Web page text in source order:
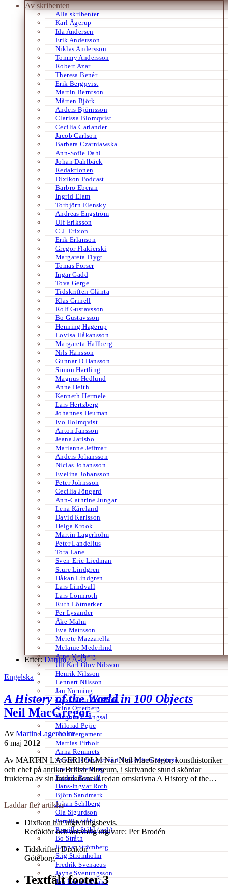
Av skribenten
Alla skribenter
Karl Ågerup
Ida Andersen
Erik Andersson
Niklas Andersson
Tommy Andersson
Robert Azar
Theresa Benér
Erik Bergqvist
Martin Berntson
Mårten Björk
Anders Björnsson
Clarissa Blomqvist
Cecilia Carlander
Jacob Carlson
Barbara Czarniawska
Ann-Sofie Dahl
Johan Dahlbäck
Redaktionen
Dixikon Podcast
Barbro Eberan
Ingrid Elam
Torbjörn Elensky
Andreas Engström
Ulf Eriksson
C.J. Erixon
Erik Erlanson
Gregor Flakierski
Margareta Flygt
Tomas Forser
Ingar Gadd
Tova Gerge
Tidskriften Glänta
Klas Grinell
Rolf Gustavsson
Bo Gustavsson
Henning Hagerup
Lovisa Håkansson
Margareta Hallberg
Nils Hansson
Gunnar D Hansson
Simon Hartling
Magnus Hedlund
Anne Heith
Kenneth Hermele
Lars Hertzberg
Johannes Heuman
Ivo Holmqvist
Anton Jansson
Jeana Jarlsbo
Marianne Jeffmar
Anders Johansson
Niclas Johansson
Evelina Johansson
Peter Johnsson
Cecilia Jöngard
Ann-Cathrine Jungar
Lena Kåreland
David Karlsson
Helga Krook
Martin Lagerholm
Peter Landelius
Tora Lane
Sven-Eric Liedman
Sture Lindgren
Håkan Lindgren
Lars Lindvall
Lars Lönnroth
Ruth Lötmarker
Per Lysander
Åke Malm
Eva Mattsson
Merete Mazzarella
Melanie Mederlind
Arne Melberg
Ulf Karl Olov Nilsson
Henrik Nilsson
Lennart Nilsson
Jan Norming
Tidskriften Ord&Bild
Stina Otterberg
Magnus P. Ängsal
Milorad Pejic
Ruth Pergament
Mattias Pirholt
Anna Remmets
Torsten Rönnerstrand Tidskriften Medusa
Ervin Rosenberg
Fredrik Rosvall
Hans-Ingvar Roth
Björn Sandmark
Johan Sehlberg
Ola Sigurdson
Pernilla Ståhl
Pernilla Ståhl (red.)
Bo Stråth
Ragnar Strömberg
Stig Strömholm
Fredrik Svenaeus
Jayne Svenungsson
Jan Henrik Swahn
Efter:Datum /A-Ö
Engelska
A History of the World in 100 Objects
Neil MacGregor
Av Martin Lagerholm
6 maj 2012
Av MARTIN LAGERHOLM När Neil MacGregor, konsthistoriker
och chef på anrika British Museum, i skrivande stund skördar
frukterna av sin internationellt redan omskrivna A History of the…
Laddar fler artiklar
Dixikon har utgivningsbevis.
Redaktör och ansvarig utgivare: Per Brodén
Tidskriften Dixikon
Göteborg
Textfält footer 3